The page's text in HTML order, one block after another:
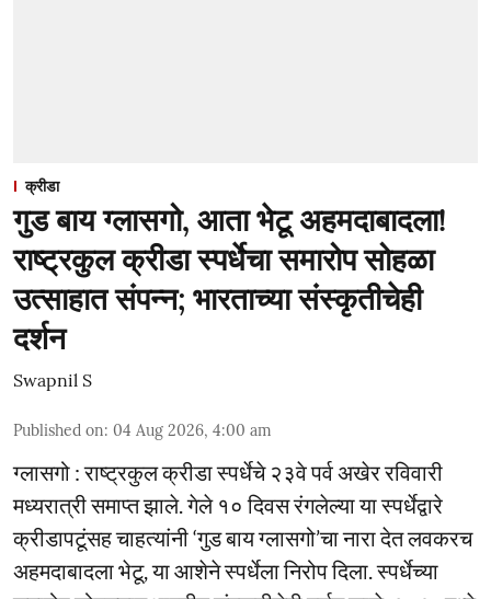
क्रीडा
गुड बाय ग्लासगो, आता भेटू अहमदाबादला!
राष्ट्रकुल क्रीडा स्पर्धेचा समारोप सोहळा
उत्साहात संपन्न; भारताच्या संस्कृतीचेही
दर्शन
Swapnil S
Published on: 04 Aug 2026, 4:00 am
ग्लासगो : राष्ट्रकुल क्रीडा स्पर्धेचे २३वे पर्व अखेर रविवारी
मध्यरात्री समाप्त झाले. गेले १० दिवस रंगलेल्या या स्पर्धेद्वारे
क्रीडापटूंसह चाहत्यांनी ‘गुड बाय ग्लासगो’चा नारा देत लवकरच
अहमदाबादला भेटू, या आशेने स्पर्धेला निरोप दिला. स्पर्धेच्या